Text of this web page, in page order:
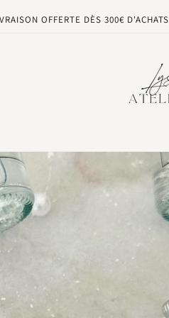
OFFERTE DÈS 300€